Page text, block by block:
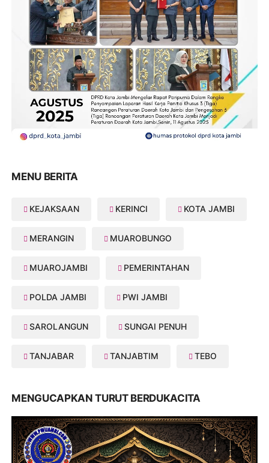
MENU BERITA
KEJAKSAAN KERINCI KOTA JAMBI
MERANGIN MUAROBUNGO
MUAROJAMBI PEMERINTAHAN
POLDA JAMBI PWI JAMBI
SAROLANGUN SUNGAI PENUH
TANJABAR TANJABTIM TEBO
MENGUCAPKAN TURUT BERDUKACITA